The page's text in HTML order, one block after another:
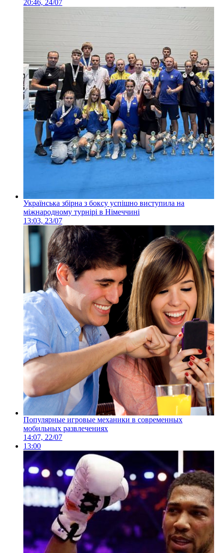
20:46, 24/07
Українська збірна з боксу успішно виступила на
міжнародному турнірі в Німеччині
13:03, 23/07
Популярные игровые механики в современных
мобильных развлечениях
14:07, 22/07
13:00